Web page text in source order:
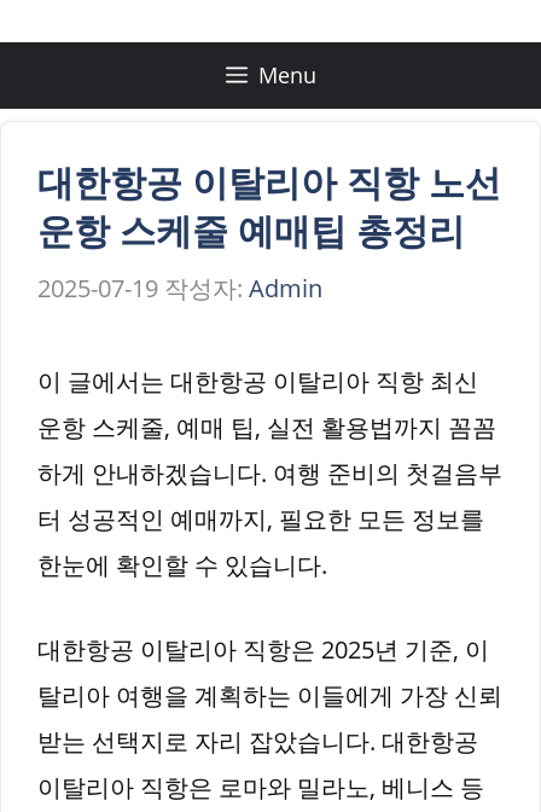
츠
Menu
대한항공 이탈리아 직항 노선
운항 스케줄 예매팁 총정리
2025-07-19 작성자: Admin
이 글에서는 대한항공 이탈리아 직항 최신
운항 스케줄, 예매 팁, 실전 활용법까지 꼼꼼
하게 안내하겠습니다. 여행 준비의 첫걸음부
터 성공적인 예매까지, 필요한 모든 정보를
한눈에 확인할 수 있습니다.
대한항공 이탈리아 직항은 2025년 기준, 이
탈리아 여행을 계획하는 이들에게 가장 신뢰
받는 선택지로 자리 잡았습니다. 대한항공
이탈리아 직항은 로마와 밀라노, 베니스 등